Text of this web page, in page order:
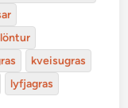
kveisugras
lyfjagras